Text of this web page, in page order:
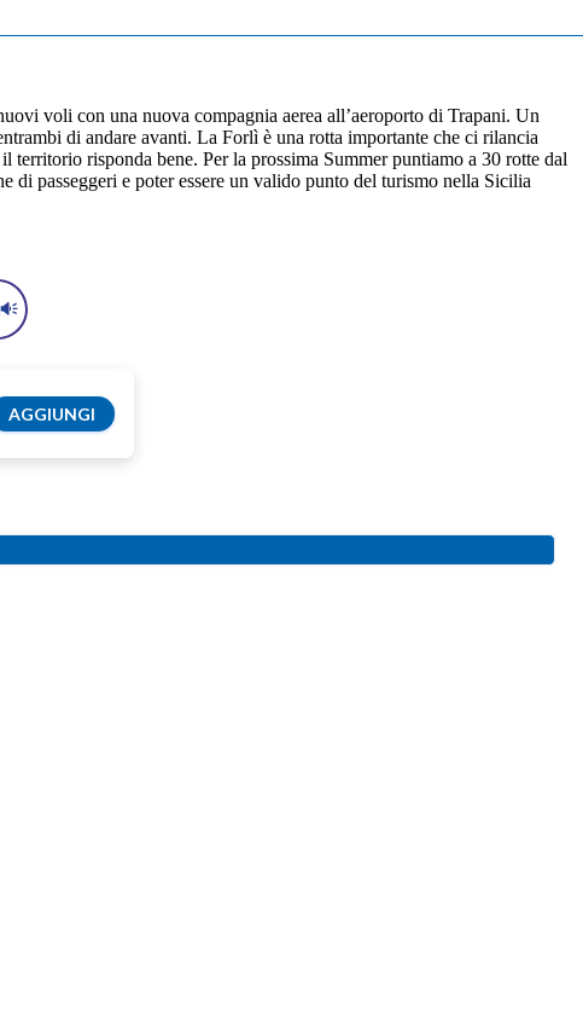
voli con una nuova compagnia aerea all’aeroporto di Trapani. Un
di andare avanti. La Forlì è una rotta importante che ci rilancia
risponda bene. Per la prossima Summer puntiamo a 30 rotte dal
di passeggeri e poter essere un valido punto del turismo nella Sicilia
AGGIUNGI